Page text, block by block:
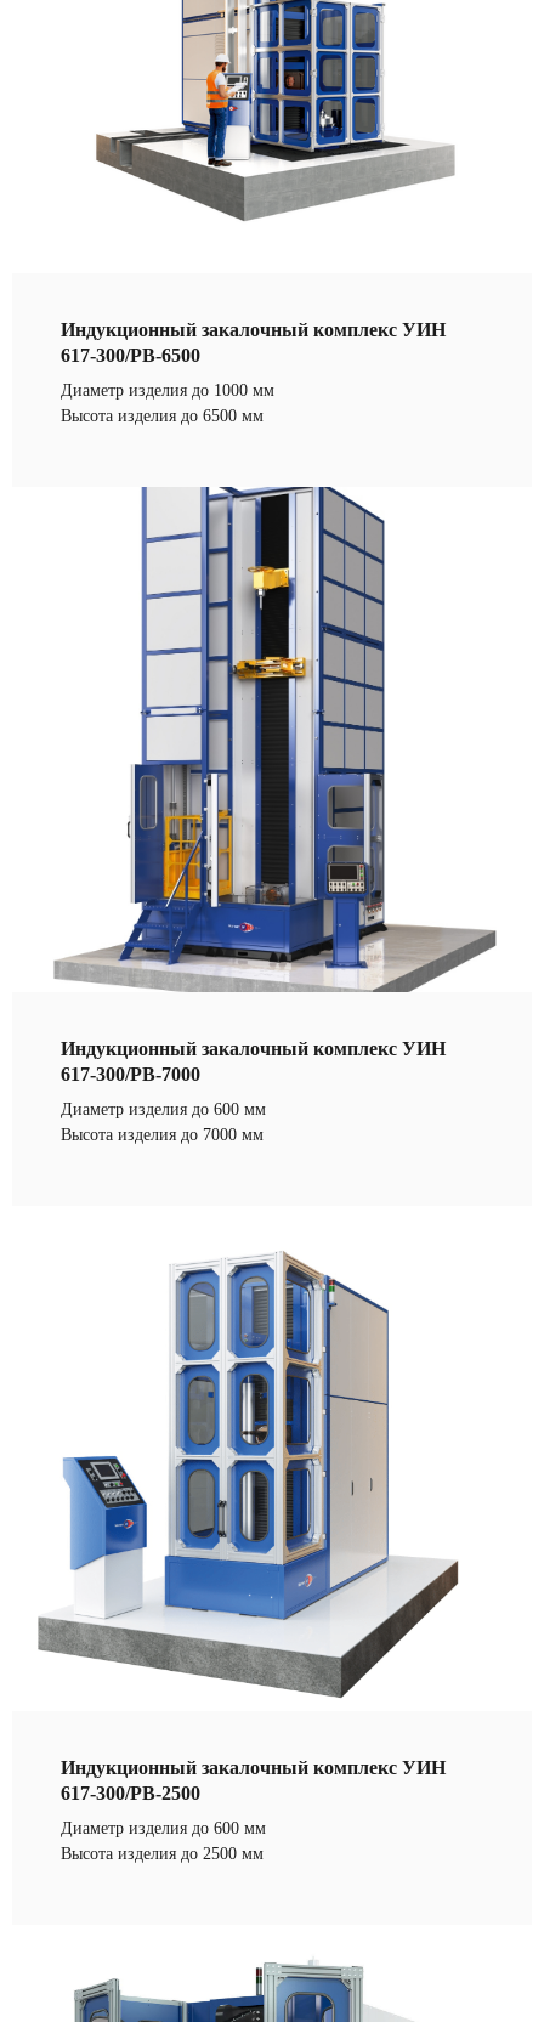
Индукционный закалочный комплекс УИН
617-300/РВ-6500
Диаметр изделия до 1000 мм
Высота изделия до 6500 мм
Индукционный закалочный комплекс УИН
617-300/РВ-7000
Диаметр изделия до 600 мм
Высота изделия до 7000 мм
Индукционный закалочный комплекс УИН
617-300/РВ-2500
Диаметр изделия до 600 мм
Высота изделия до 2500 мм